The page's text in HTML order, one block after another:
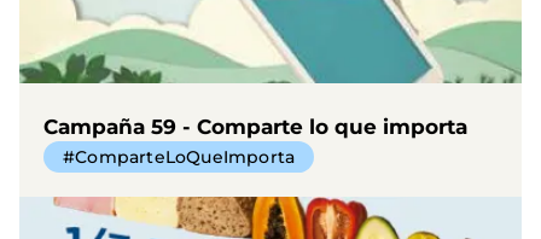
Campaña 59 - Comparte lo que importa
#ComparteLoQueImporta